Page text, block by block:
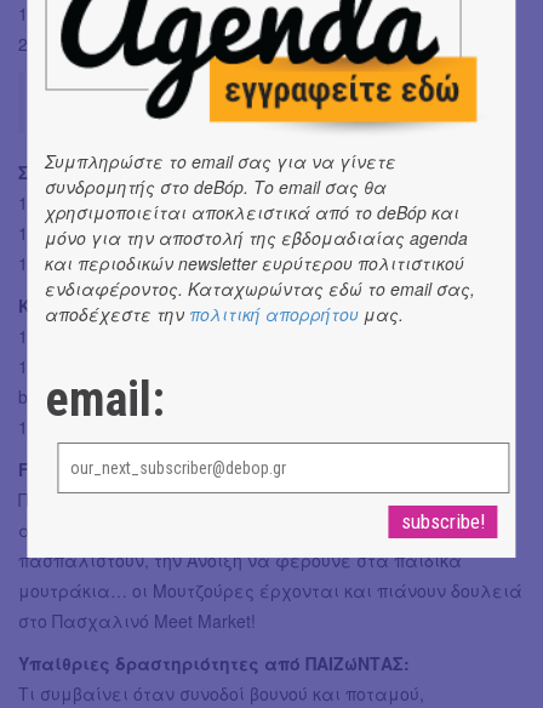
18:00 - 20:00 A@H20
20:00 - 22:00 Jim Captain
Δραστηριότητες για παιδιά:
Σάββατο 27/04
14:00 - 17:00 || Face-painting από τις Μουτζούρες
16:00 - 19:00 || Υπαίθριες δραστηριότητες από ΠΑΙΖώΝΤΑΣ
18:00 - 19:30 || Fundastick Performing Arts
Κυριακή 28/04
14:00 - 17:00 || Face-painting από τις Μουτζούρες
17:00 - 18:00 || Κηπουρική για παιδιά από Pots & Plants by
b2mt
18:00 - 19:00 || Magic Show από Magic Tolto
Face-painting από τις Μουτζούρες:
Πινέλα χοροπηδούν αγκαζέ με τα σφουγγάρια,
αδημονούν στα χρώματα να κυλιστούν, με glitter να
πασπαλιστούν, την Άνοιξη να φέρουνε στα παιδικά
μουτράκια… οι Μουτζούρες έρχονται και πιάνουν δουλειά
στο Πασχαλινό Meet Market!
Υπαίθριες δραστηριότητες από ΠΑΙΖώΝΤΑΣ:
Τι συμβαίνει όταν συνοδοί βουνού και ποταμού,
Συμπληρώστε το email σας για να γίνετε
συνδρομητής στο deBόp. Το email σας θα
χρησιμοποιείται αποκλειστικά από το deBόp και
μόνο για την αποστολή της εβδομαδιαίας agenda
και περιοδικών newsletter ευρύτερου πολιτιστικού
ενδιαφέροντος. Καταχωρώντας εδώ το email σας,
αποδέχεστε την πολιτική απορρήτου μας.
email: